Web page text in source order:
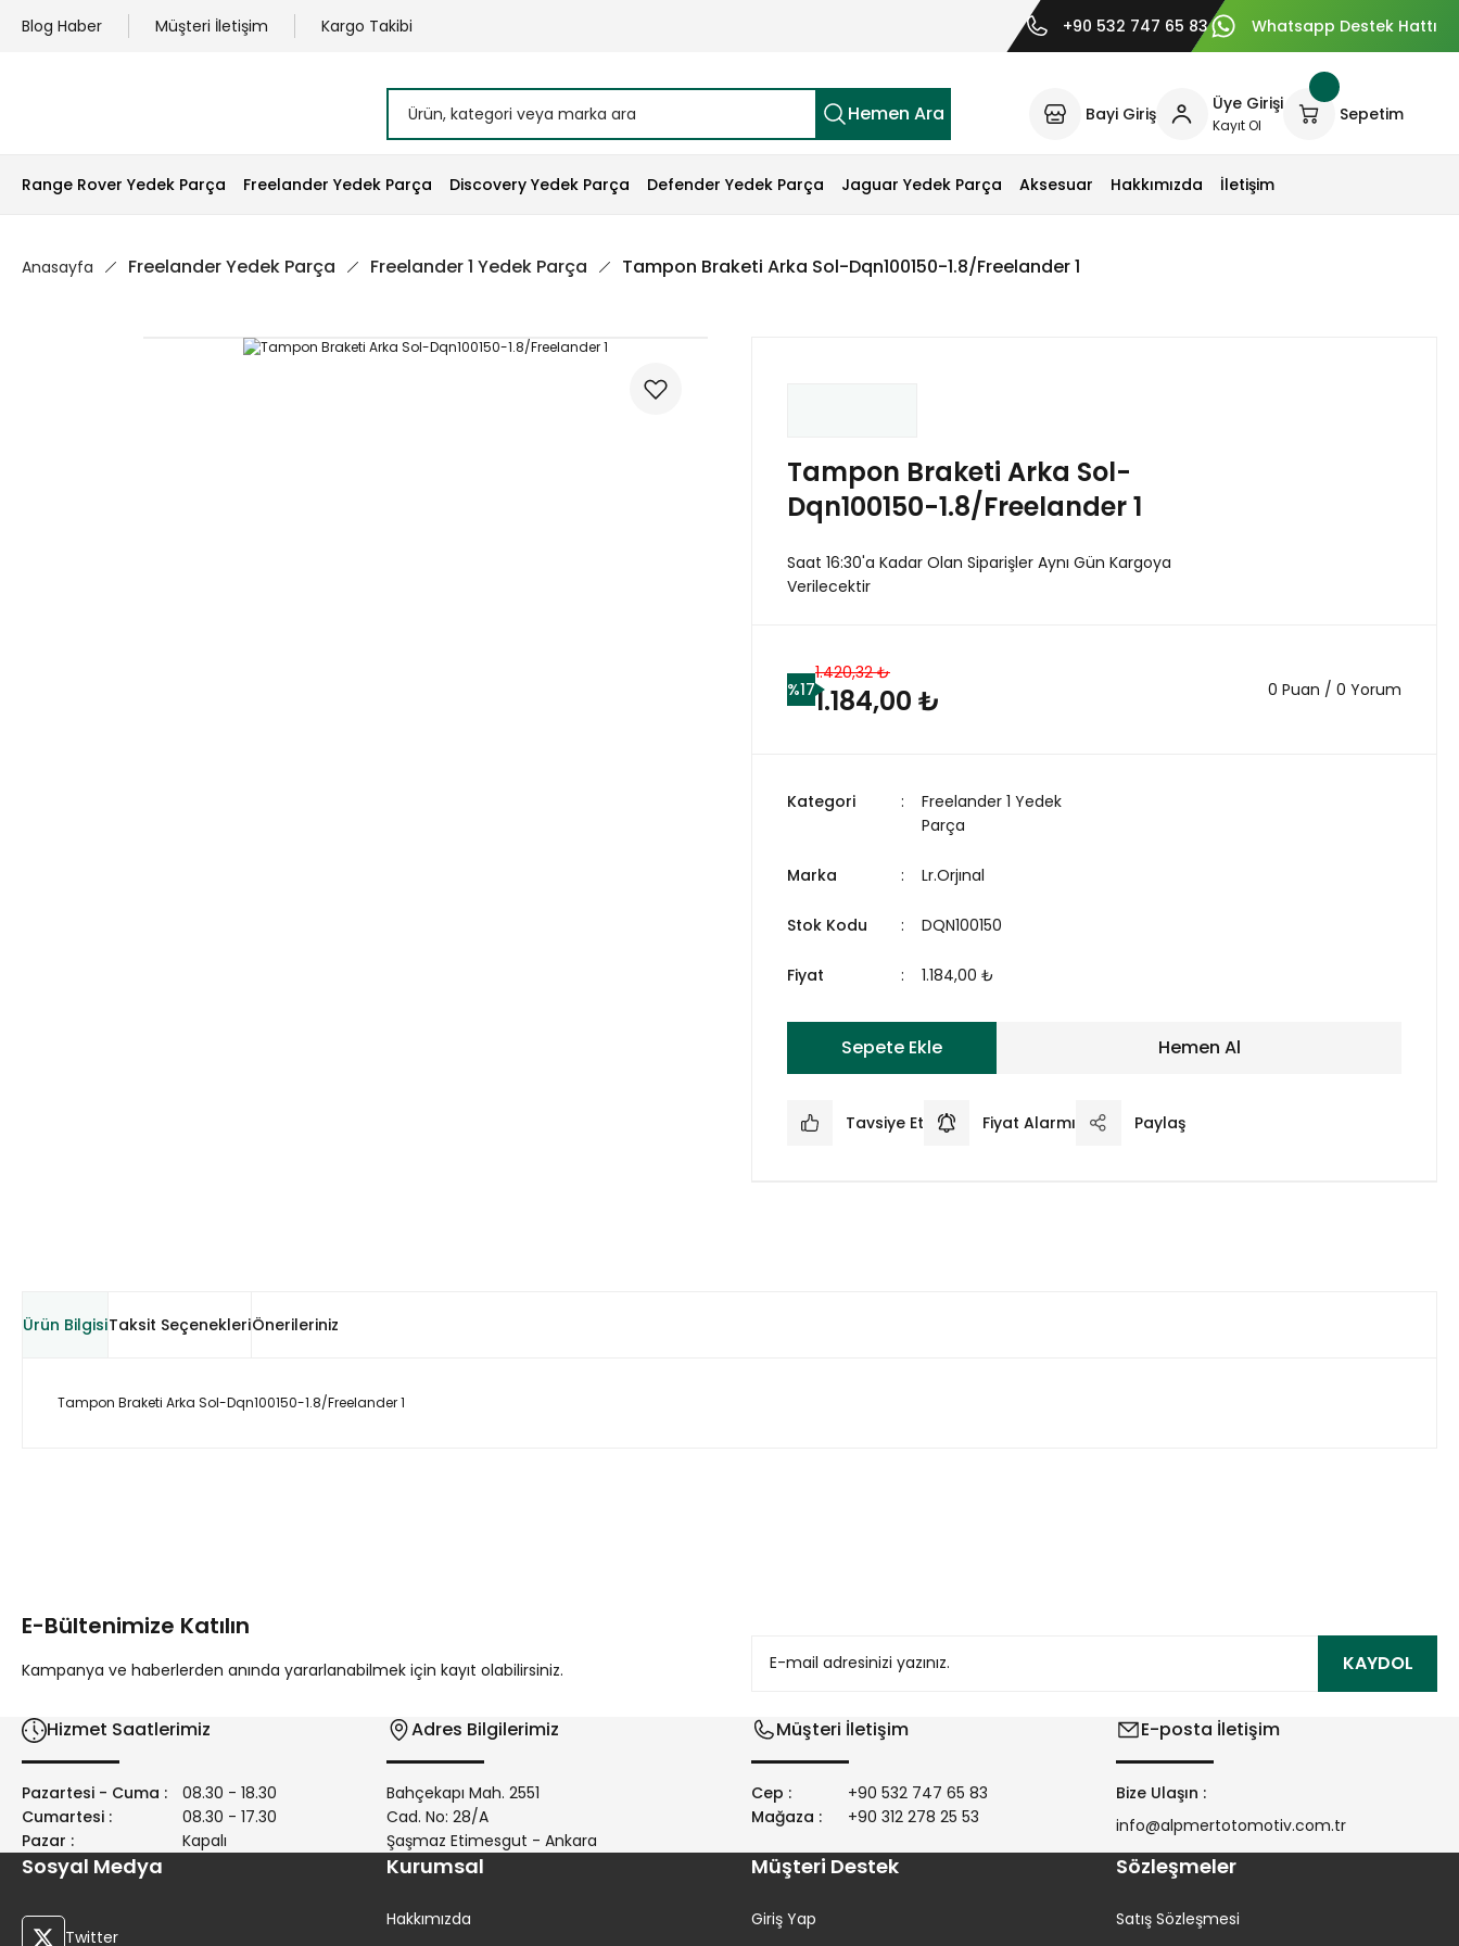
Blog Haber Müşteri İletişim Kargo Takibi +90 532 747 65 83 Whatsapp Destek Hattı
Hemen Ara Bayi Giriş Üye Girişi
Kayıt Ol
Sepetim
Range Rover Yedek Parça Freelander Yedek Parça Discovery Yedek Parça Defender Yedek Parça Jaguar Yedek Parça Aksesuar Hakkımızda İletişim
Anasayfa Freelander Yedek Parça Freelander 1 Yedek Parça Tampon Braketi Arka Sol-Dqn100150-1.8/Freelander 1
Tampon Braketi Arka Sol-
Dqn100150-1.8/Freelander 1
Saat 16:30'a Kadar Olan Siparişler Aynı Gün Kargoya
Verilecektir
%17
1.420,32 ₺
1.184,00 ₺ 0 Puan / 0 Yorum
Kategori
Freelander 1 Yedek
Parça
Marka Lr.Orjınal
Stok Kodu DQN100150
Fiyat 1.184,00 ₺
Sepete Ekle Hemen Al
Tavsiye Et Fiyat Alarmı Paylaş
Ürün BilgisiTaksit SeçenekleriÖnerileriniz
Tampon Braketi Arka Sol-Dqn100150-1.8/Freelander 1
Ürün bilgilerinde hatalar bulunuyor.
E-Bültenimize Katılın
Kampanya ve haberlerden anında yararlanabilmek için kayıt olabilirsiniz. KAYDOL
Hizmet Saatlerimiz
Pazartesi - Cuma :
08.30 - 18.30
Cumartesi :
08.30 - 17.30
Pazar :
Kapalı
Adres Bilgilerimiz
Bahçekapı Mah. 2551
Cad. No: 28/A
Şaşmaz Etimesgut - Ankara
Müşteri İletişim
Cep :
+90 532 747 65 83
Mağaza :
+90 312 278 25 53
E-posta İletişim
Bize Ulaşın :
info@alpmertotomotiv.com.tr
Sosyal Medya
Twitter
Kurumsal
Hakkımızda
Müşteri Destek
Giriş Yap
Sözleşmeler
Satış Sözleşmesi